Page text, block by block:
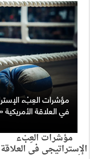
مؤشرات العِبْء
الإستراتيجي في العلاقة